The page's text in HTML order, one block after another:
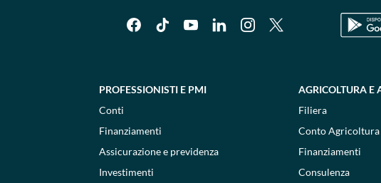
PROFESSIONISTI E PMI
Conti
Finanziamenti
Assicurazione e previdenza
Investimenti
AGRICOLTURA E
Filiera
Conto Agricoltura
Finanziamenti
Consulenza